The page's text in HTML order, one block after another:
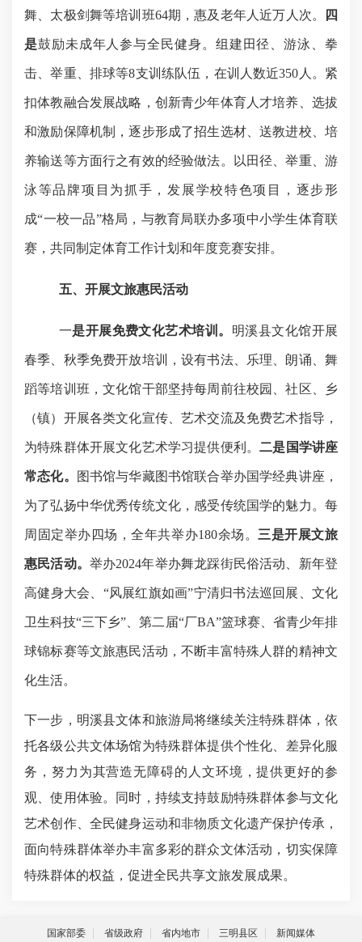
舞、太极剑舞等培训班64期，惠及老年人近万人次。 四
是鼓励未成年人参与全民健身。 组建田径、游泳、拳
击、举重、排球等8支训练队伍，在训人数近350人。紧
扣体教融合发展战略，创新青少年体育人才培养、选拔
和激励保障机制，逐步形成了招生选材、送教进校、培
养输送等方面行之有效的经验做法。以田径、举重、游
泳等品牌项目为抓手，发展学校特色项目，逐步形
成“一校一品”格局，与教育局联办多项中小学生体育联
赛，共同制定体育工作计划和年度竞赛安排。
五、开展文旅惠民活动
一是开展免费文化艺术培训。 明溪县文化馆开展
春季、秋季免费开放培训，设有书法、乐理、朗诵、舞
蹈等培训班 ，文化馆干部坚持每周前往校园、社区、乡
（镇）开展各类文化宣传、艺术交流及免费艺术指导，
为特殊群体开展文化艺术学习提供便利。二是 国学讲座
常态化。 图书馆与华藏图书馆联合举办国学经典讲座，
为了弘扬中华优秀传统文化，感受传统国学的魅力。每
周固定举办四场，全年共举办180余场。 三是开展文旅
惠民活动。 举办2024年举办舞龙踩街民俗活动、 新年登
高健身大会 “风展红旗如画”宁清归书法巡回展、文化
卫生科技“三下乡” 、第二 届“厂BA”篮球赛、省青少年排
球锦标赛等文旅惠民活动，不断丰富特殊人群的精神文
化生活。
下一步， 明溪县文体和旅游局将继续关注特殊群体，依
托各级公共文体场馆为特殊群体提供个性化、差异化服
务，努力为其营造无障碍的人文环境，提供更好的参
观 、使用体验。同时， 持续支持鼓励特殊群体参与文化
艺术创作、全民健身运动和非物质文化遗产保护传承，
面向特殊群体举办丰富多彩的群众文体活动，切实保障
特殊群体的权益，促进全民共享文旅发展成果。
国家部委 省级政府 省内地市 三明县区 新闻媒体